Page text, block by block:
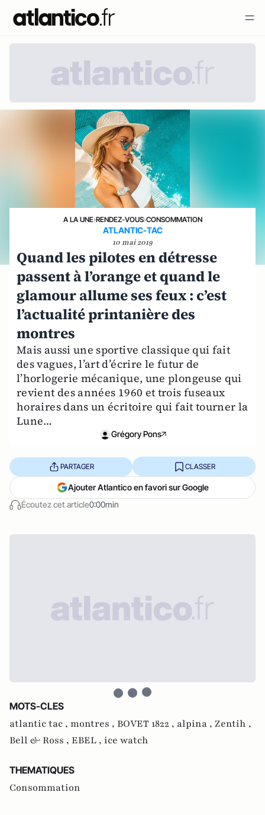
A LA UNE›RENDEZ-VOUS›CONSOMMATION
ATLANTIC-TAC
10 mai 2019
Quand les pilotes en détresse
passent à l’orange et quand le
glamour allume ses feux : c’est
l’actualité printanière des
montres
Mais aussi une sportive classique qui fait
des vagues, l’art d’écrire le futur de
l’horlogerie mécanique, une plongeuse qui
revient des années 1960 et trois fuseaux
horaires dans un écritoire qui fait tourner la
Lune…
Grégory Pons
Écoutez cet article0:00min
PARTAGER CLASSER
Ajouter Atlantico en favori sur Google
MOTS-CLES
atlantic tac , montres , BOVET 1822 , alpina , Zentih ,
Bell & Ross , EBEL , ice watch
THEMATIQUES
Consommation